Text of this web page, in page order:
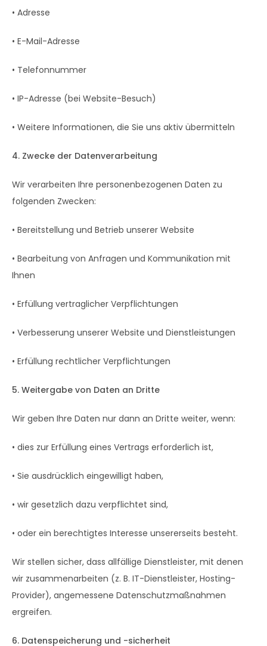
• Adresse
• E-Mail-Adresse
• Telefonnummer
• IP-Adresse (bei Website-Besuch)
• Weitere Informationen, die Sie uns aktiv übermitteln
4. Zwecke der Datenverarbeitung
Wir verarbeiten Ihre personenbezogenen Daten zu
folgenden Zwecken:
• Bereitstellung und Betrieb unserer Website
• Bearbeitung von Anfragen und Kommunikation mit
Ihnen
• Erfüllung vertraglicher Verpflichtungen
• Verbesserung unserer Website und Dienstleistungen
• Erfüllung rechtlicher Verpflichtungen
5. Weitergabe von Daten an Dritte
Wir geben Ihre Daten nur dann an Dritte weiter, wenn:
• dies zur Erfüllung eines Vertrags erforderlich ist,
• Sie ausdrücklich eingewilligt haben,
• wir gesetzlich dazu verpflichtet sind,
• oder ein berechtigtes Interesse unsererseits besteht.
Wir stellen sicher, dass allfällige Dienstleister, mit denen
wir zusammenarbeiten (z. B. IT-Dienstleister, Hosting-
Provider), angemessene Datenschutzmaßnahmen
ergreifen.
6. Datenspeicherung und -sicherheit